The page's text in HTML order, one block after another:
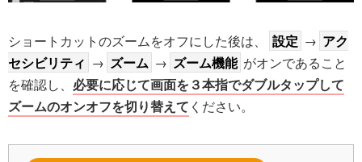
ショートカットのズームをオフにした後は、 設定 → アク
セシビリティ → ズーム → ズーム機能 がオンであること
を確認し、 必要に応じて画面を３本指でダブルタップして
ズームのオンオフを切り替えて ください。